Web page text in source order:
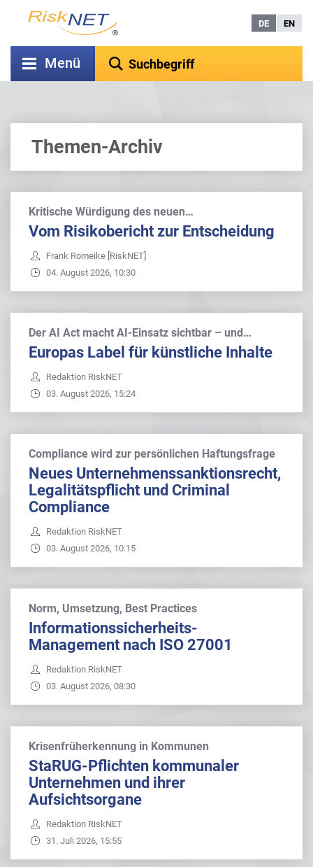
DE EN
Menü
Themen-Archiv
Kritische Würdigung des neuen…
Vom Risikobericht zur Entscheidung
Frank Romeike [RiskNET]
04. August 2026, 10:30
Der AI Act macht AI-Einsatz sichtbar – und…
Europas Label für künstliche Inhalte
Redaktion RiskNET
03. August 2026, 15:24
Compliance wird zur persönlichen Haftungsfrage
Neues Unternehmenssanktionsrecht,
Legalitätspflicht und Criminal
Compliance
Redaktion RiskNET
03. August 2026, 10:15
Norm, Umsetzung, Best Practices
Informationssicherheits-
Management nach ISO 27001
Redaktion RiskNET
03. August 2026, 08:30
Krisenfrüherkennung in Kommunen
StaRUG-Pflichten kommunaler
Unternehmen und ihrer
Aufsichtsorgane
Redaktion RiskNET
31. Juli 2026, 15:55